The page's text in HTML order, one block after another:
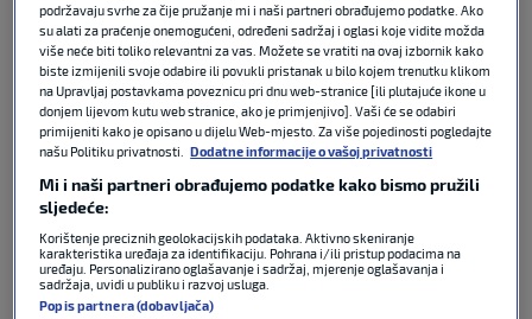
Talijanski sudac na sebi će imati rozu majicu. Razlog
tomu je što jeFIFA-inplan odati počast gradu
Miamiju gdje će FIFA biti skoro dva mjeseca.
“U Miamiju je naš kamp i mislili smo da trebamo
odati počast gradu u kojem ćemo živjeti dva
mjeseca”,rekao je vođa FIFA-inih sudaca
Collina.
Osim Colline se oglasio i predsjednik FIFA-e
podržavaju svrhe za čije pružanje mi i naši partneri obrađujemo podatke. Ako
su alati za praćenje onemogućeni, određeni sadržaj i oglasi koje vidite možda
više neće biti toliko relevantni za vas. Možete se vratiti na ovaj izbornik kako
biste izmijenili svoje odabire ili povukli pristanak u bilo kojem trenutku klikom
na Upravljaj postavkama poveznicu pri dnu web-stranice [ili plutajuće ikone u
donjem lijevom kutu web stranice, ako je primjenjivo]. Vaši će se odabiri
primijeniti kako je opisano u dijelu Web-mjesto. Za više pojedinosti pogledajte
našu Politiku privatnosti.
Dodatne informacije o vašoj privatnosti
Mi i naši partneri obrađujemo podatke kako bismo pružili
sljedeće:
Korištenje preciznih geolokacijskih podataka. Aktivno skeniranje
karakteristika uređaja za identifikaciju. Pohrana i/ili pristup podacima na
uređaju. Personalizirano oglašavanje i sadržaj, mjerenje oglašavanja i
sadržaja, uvidi u publiku i razvoj usluga.
Popis partnera (dobavljača)